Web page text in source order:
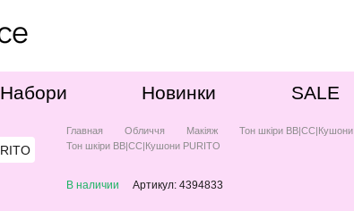
Набори Новинки SALE
Главная Обличчя Макіяж
Тон шкіри ВВ|СС|Кушони
Тон шкіри ВВ|СС|Кушони PURITO
В наличии Артикул: 4394833